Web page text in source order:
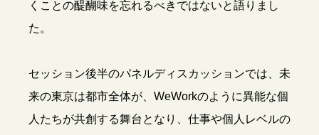
くことの醍醐味を忘れるべきではないと語りまし
た。
セッション後半のパネルディスカッションでは、未
来の東京は都市全体が、WeWorkのように異能な個
人たちが共創する舞台となり、仕事や個人レベルの